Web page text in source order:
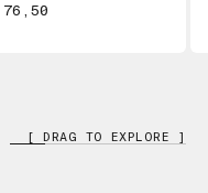
[ DRAG TO EXPLORE ]